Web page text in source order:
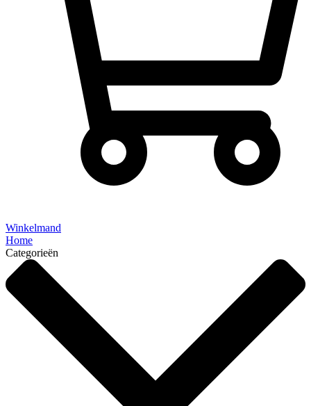
Winkelmand
Home
Categorieën